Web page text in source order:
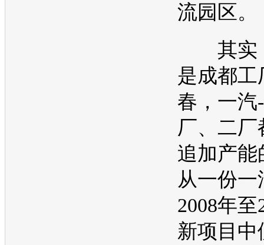
流园区。
其实
是成都工
春， 一汽
厂、二
追加产能
从一份一
2008年至
新项目中